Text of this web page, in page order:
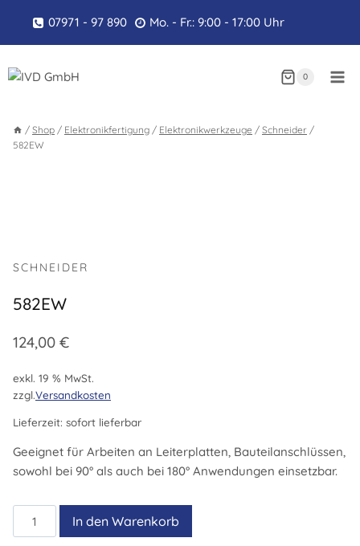
springen
07971 - 97 890 Mo. - Fr.: 9:00 - 17:00 Uhr
0
/ Shop / Elektronikfertigung / Elektronikwerkzeuge / Schneider /
582EW
SCHNEIDER
582EW
124,00 €
exkl. 19 % MwSt.
zzgl.Versandkosten
Lieferzeit: sofort lieferbar
Geeignet für Arbeiten an Leiterplatten, Bauteilanschlüssen,
sowohl bei 90° als auch bei 180° Anwendungen einsetzbar.
582EW
Menge
In den Warenkorb